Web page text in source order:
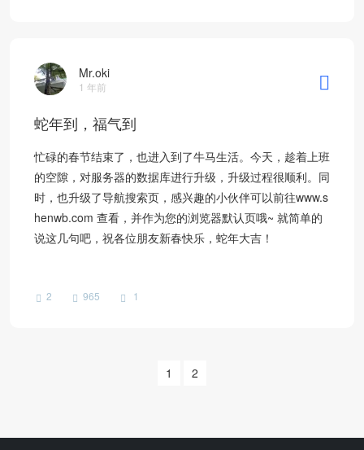
Mr.oki
1 年前
蛇年到，福气到
忙碌的春节结束了，也进入到了牛马生活。今天，趁着上班
的空隙，对服务器的数据库进行升级，升级过程很顺利。同
时，也升级了导航搜索页，感兴趣的小伙伴可以前往www.s
henwb.com 查看，并作为您的浏览器默认页哦~ 就简单的
说这几句吧，祝各位朋友新春快乐，蛇年大吉！
2 965 1
1 2